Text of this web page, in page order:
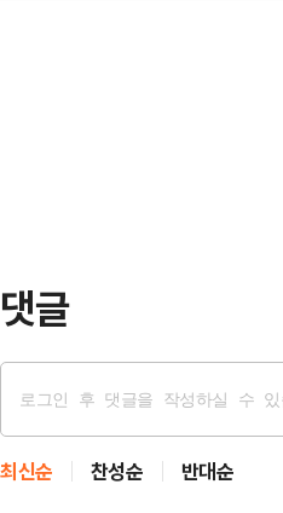
댓글
최신순 찬성순 반대순